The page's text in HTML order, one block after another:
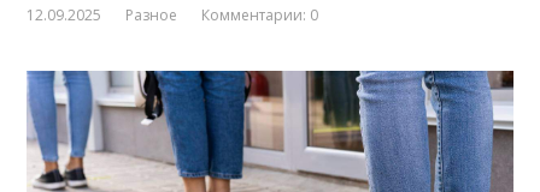
12.09.2025 Разное Комментарии: 0